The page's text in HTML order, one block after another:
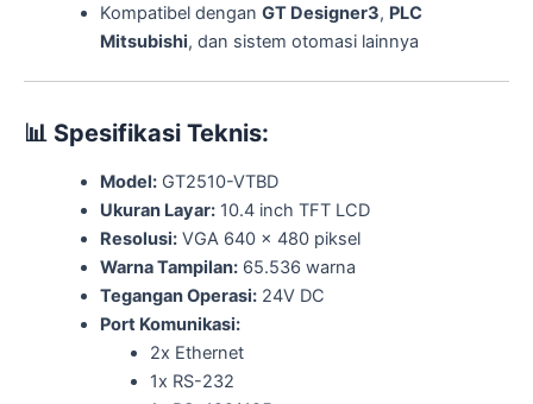
Kompatibel dengan GT Designer3, PLC
Mitsubishi, dan sistem otomasi lainnya
📊 Spesifikasi Teknis:
Model:GT2510-VTBD
Ukuran Layar:10.4 inch TFT LCD
Resolusi:VGA 640 x 480 piksel
Warna Tampilan:65.536 warna
Tegangan Operasi:24V DC
Port Komunikasi:
2x Ethernet
1x RS-232